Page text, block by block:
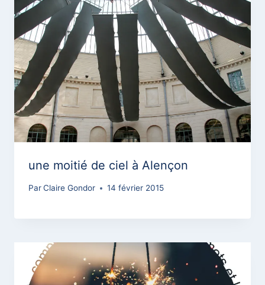
une moitié de ciel à Alençon
ParClaire Gondor 14 février 2015